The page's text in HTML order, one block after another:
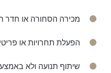
מכירה הסחורה או חדר
הפעלת תחרויות או
שיתוף תנועה ולא